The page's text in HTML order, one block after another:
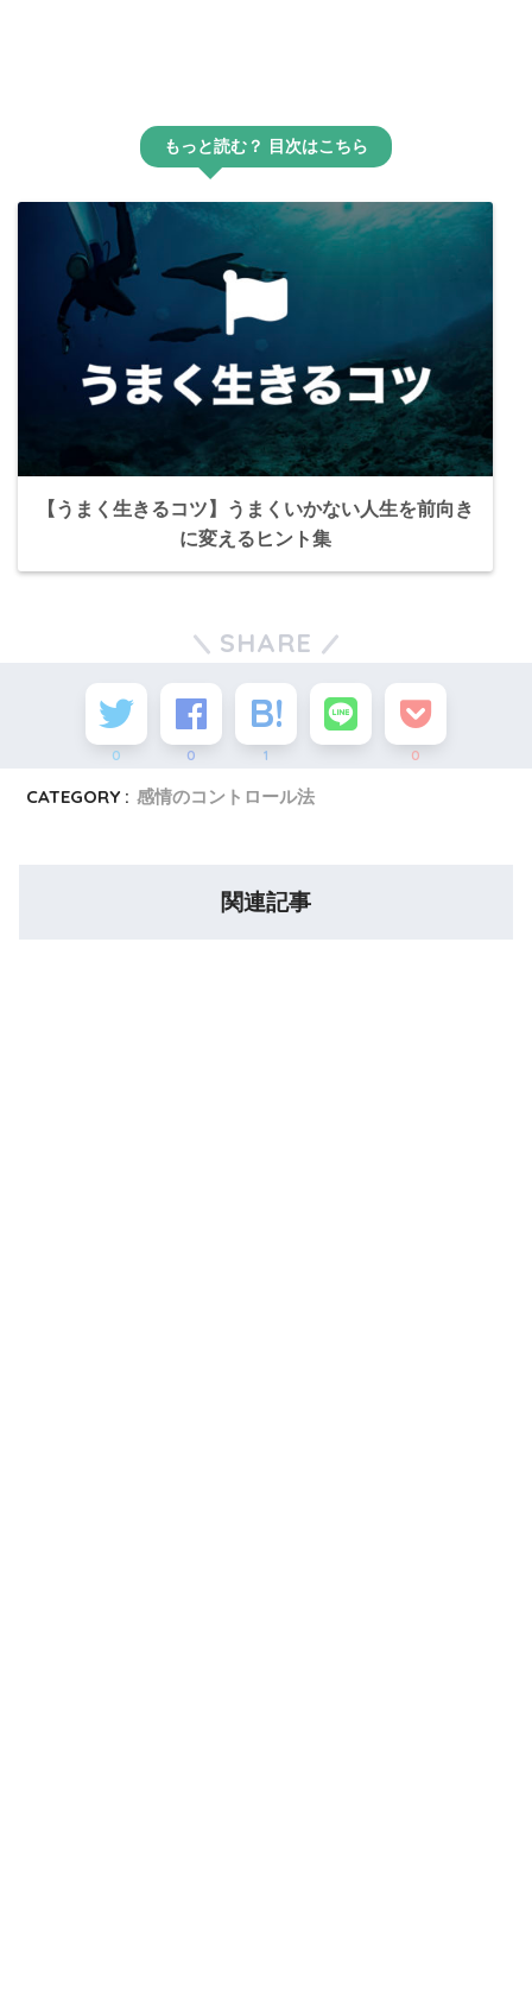
もっと読む？ 目次はこちら
【うまく生きるコツ】うまくいかない人生を前向き
に変えるヒント集
SHARE
0 0 1 0
CATEGORY : 感情のコントロール法
関連記事